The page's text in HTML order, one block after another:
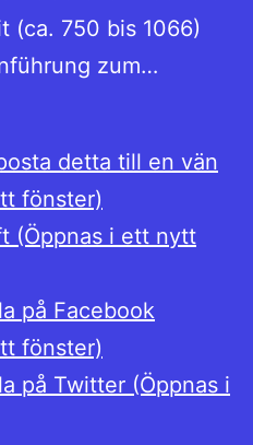
(ca. 750 bis 1066)
zum…
detta till en vän
fönster)
(Öppnas i ett nytt
på Facebook
fönster)
på Twitter (Öppnas i